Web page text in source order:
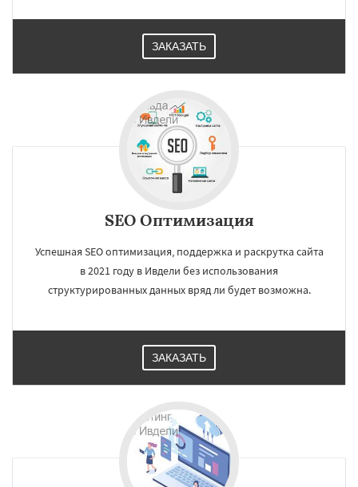
ЗАКАЗАТЬ
SEO Оптимизация
Успешная SEO оптимизация, поддержка и раскрутка сайта
в 2021 году в Ивдели без использования
структурированных данных вряд ли будет возможна.
ЗАКАЗАТЬ